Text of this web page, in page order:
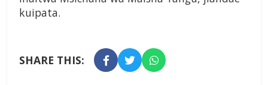
kuipata.
SHARE THIS: